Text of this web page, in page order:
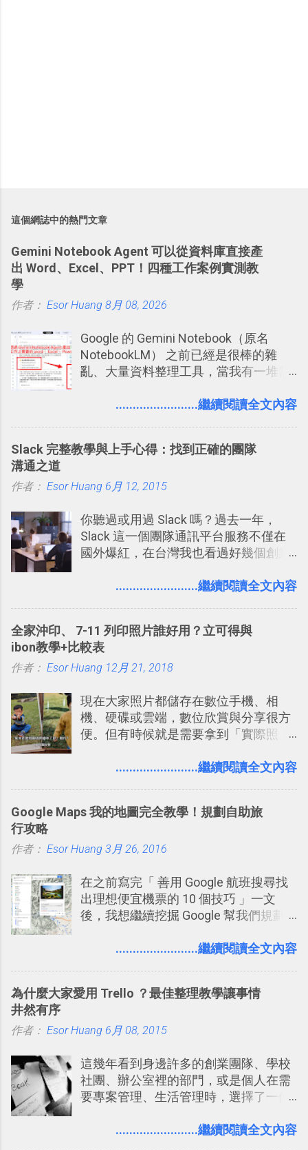
這個網誌中的熱門文章
Gemini Notebook Agent 可以從資料庫直接產
出 Word、Excel、PPT！四種工作案例實測教
學
作者： Esor Huang 8月 08, 2026
Google 的 Gemini Notebook（原名
NotebookLM） 之前已經是很棒的雜
亂、大量資料整理工具，當我有一堆需
量格式不一的混亂工作文件需要彙整，
Codex 這樣的 AI 工作作進階處理。
........................繼續閱讀全文內容
Slack 完整教學與上手心得：找到正確的團隊
溝通之道
作者： Esor Huang 6月 12, 2015
你聽過或用過 Slack 嗎？過去一年，
Slack 這一個團隊通訊平台服務不僅在
國外爆紅，在台灣我也看過好幾個創業
理，到底 Slack 有什麼魅力？它是不是
有機會在一個專案合作中使用了 Slack
一段時間，我覺得它吸引人之處有三
點： 1. 「 很有趣 」： Slack 裡擁有跟
聊天打屁、傳送有趣影音圖文的功能。
2. 「 有效率 」：但是 Slack 的頻道、群
組機制讓茶水間的聊天，不會干擾工作
事可以從聊天中記錄重點。 3. 「 有彈性
的軟體則讓同事可以在任何地方和公司
台，可以參考： JANDI 高效率團隊通訊
戶 。 2017/3 新增 ： Sortd for Slack：
改造 Slack 討論串介面變成專案任務排
程看板
........................繼續閱讀全文內容
全家沖印、 7-11 列印照片誰好用？立可得與
ibon教學+比較表
作者： Esor Huang 12月 21, 2018
現在大家照片都儲存在數位手機、相
機、硬碟或雲端，數位欣賞與分享很方
便。但有時候就是需要拿到「實際照
要製作家庭相框 用照片來當小禮物 把照
片？而且最好能不花時間、立即拿到、
（或是沒有好的印表機），又不想跑照
提供了印照片的服務 ，而且價格不貴，
可以立即拿到，操作流程也十分簡單。
之前我在電腦玩物分享過：「 不需買印
方便教學 」。這篇文章則從印照片出
........................繼續閱讀全文內容
Google Maps 我的地圖完全教學！規劃自助旅
行攻略
作者： Esor Huang 3月 26, 2016
在之前寫完「 善用 Google 航班搜尋找
出理想便宜機票的 10 個技巧 」一文
後，我想繼續挖掘 Google 幫我們規劃
入的來聊聊 Google 的「我的地圖」服
線，對商務需求來說可以打造出一張一
書時建立的「 台灣推薦空拍地點地圖
規劃自助旅行路線！ Google 「我的地
圖」在規劃自助旅行路線時可以解決許
多問題： 國外地點名稱地址常常難懂，
稱。 在規劃路線之外，自訂地圖還能補
........................繼續閱讀全文內容
為什麼大家愛用 Trello ？最佳整理教學讓事情
井然有序
作者： Esor Huang 6月 08, 2015
這幾年看到身邊許多的創業團隊、學校
社團、辦公室裡的部門，或是個人在需
要專案管理、生活管理時，選擇了一個
一個什麼樣的管理工具，讓這麼多人都
........................繼續閱讀全文內容